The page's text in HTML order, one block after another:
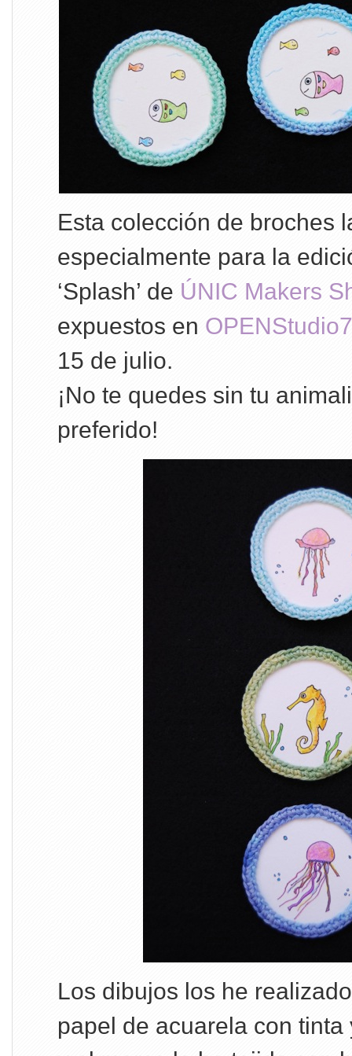
Esta colección de broches
especialmente para la
‘Splash’ de ÚNIC Makers
expuestos en
15 de julio.
¡No te quedes sin tu
preferido!
Los dibujos los he
papel de acuarela con